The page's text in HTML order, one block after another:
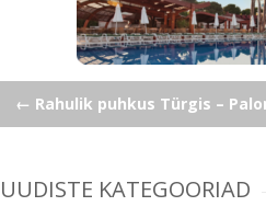
Post
← Rahulik puhkus Türgis –
UUDISTE KATEGOORIAD